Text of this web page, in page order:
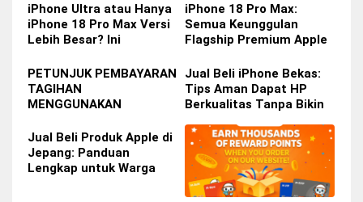
iPhone Ultra atau Hanya
iPhone 18 Pro Max Versi
Lebih Besar? Ini
Anda Ketahui
iPhone 18 Pro Max:
Semua Keunggulan
Flagship Premium Apple
PETUNJUK PEMBAYARAN
TAGIHAN
MENGGUNAKAN
Jual Beli iPhone Bekas:
Tips Aman Dapat HP
Berkualitas Tanpa Bikin
Jual Beli Produk Apple di
Jepang: Panduan
Lengkap untuk Warga